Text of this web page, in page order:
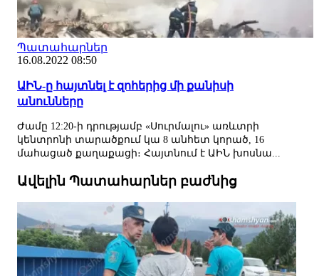
Պատահարներ
16.08.2022 08:50
ԱԻՆ-ը հայտնել է զոհերից մի քանիսի
անունները
Ժամը 12:20-ի դրությամբ «Սուրմալու» առևտրի
կենտրոնի տարածքում կա 8 անհետ կորած, 16
մահացած քաղաքացի։ Հայտնում է ԱԻՆ խոսնա...
Ավելին Պատահարներ բաժնից